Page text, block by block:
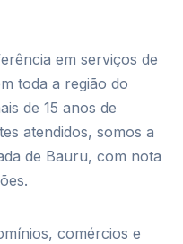
em serviços de
toda a região do
de 15 anos de
atendidos, somos a
de Bauru, com nota
comércios e